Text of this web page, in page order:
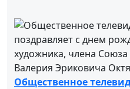
Общественное